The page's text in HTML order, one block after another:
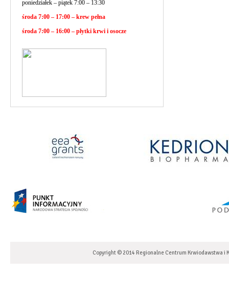
poniedziałek – piątek 7:00 – 13:30
środa 7:00 – 17:00 – krew pełna
środa 7:00 – 16:00 – płytki krwi i osocze
Copyright © 2014 Regionalne Centrum Krwiodawstwa